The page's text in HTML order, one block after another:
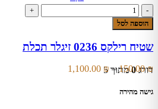
האפשרויות
בעמוד
המוצר
כמות
של
שטיח
0236
תכלת
הוספה לסל
שטיח רילקס 0236 זיגלר תכלת
דורג0מתוך 5150.00₪
–
1,100.00 ₪
גישה מהירה